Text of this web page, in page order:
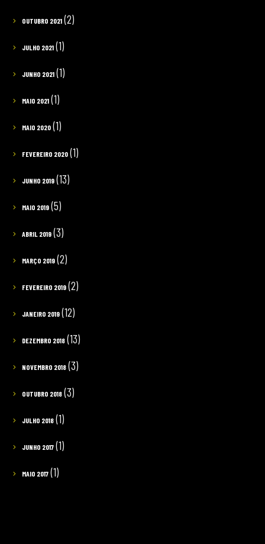
OUTUBRO 2021(2)
JULHO 2021(1)
JUNHO 2021(1)
MAIO 2021(1)
MAIO 2020(1)
FEVEREIRO 2020(1)
JUNHO 2019(13)
MAIO 2019(5)
ABRIL 2019(3)
MARÇO 2019(2)
FEVEREIRO 2019(2)
JANEIRO 2019(12)
DEZEMBRO 2018(13)
NOVEMBRO 2018(3)
OUTUBRO 2018(3)
JULHO 2018(1)
JUNHO 2017(1)
MAIO 2017(1)